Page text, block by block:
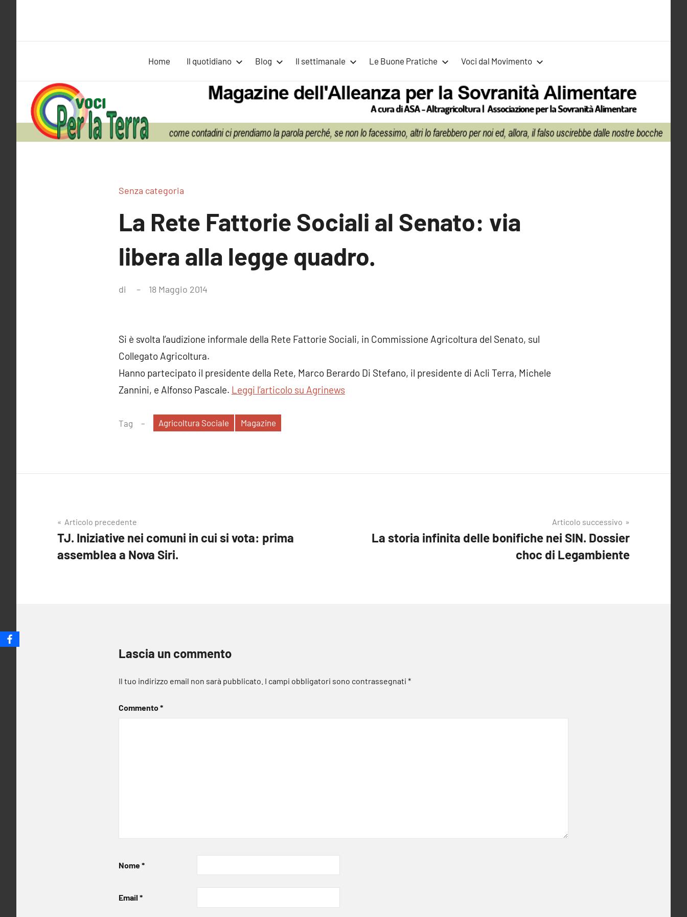
per
la
Terra
Alleanza
Sovranità
Alimentare
Home Il quotidiano Blog Il settimanale Le Buone Pratiche Voci dal Movimento
Senza categoria
La Rete Fattorie Sociali al Senato: via
libera alla legge quadro.
di 18 Maggio 2014
Si è svolta l’audizione informale della Rete Fattorie Sociali, in Commissione Agricoltura del Senato, sul
Collegato Agricoltura.
Hanno partecipato il presidente della Rete, Marco Berardo Di Stefano, il presidente di Acli Terra, Michele
Zannini, e Alfonso Pascale. Leggi l’articolo su Agrinews
Tag Agricoltura Sociale Magazine
Navigazione
articoli
Articolo precedente
TJ. Iniziative nei comuni in cui si vota: prima
assemblea a Nova Siri.
Articolo successivo
La storia infinita delle bonifiche nei SIN. Dossier
choc di Legambiente
Lascia un commento
Il tuo indirizzo email non sarà pubblicato. I campi obbligatori sono contrassegnati *
Commento*
Nome*
Email *